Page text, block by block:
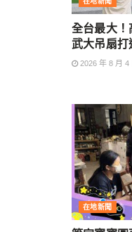
全台最大！
武大吊扇打
2026 年 8 月 4
在地新聞